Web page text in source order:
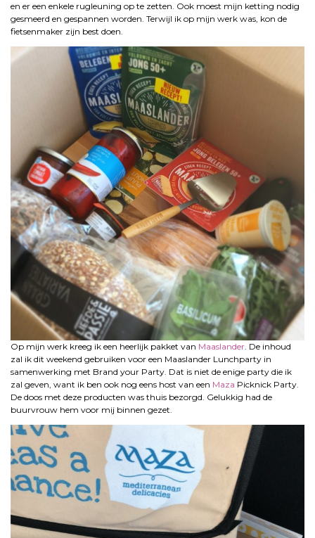
en er een enkele rugleuning op te zetten. Ook moest mijn ketting nodig
gesmeerd en gespannen worden. Terwijl ik op mijn werk was, kon de
fietsenmaker zijn best doen.
Op mijn werk kreeg ik een heerlijk pakket van Maaslander. De inhoud
zal ik dit weekend gebruiken voor een Maaslander Lunchparty in
samenwerking met Brand your Party. Dat is niet de enige party die ik
zal geven, want ik ben ook nog eens host van een Maza Picknick Party.
De doos met deze producten was thuis bezorgd. Gelukkig had de
buurvrouw hem voor mij binnen gezet.